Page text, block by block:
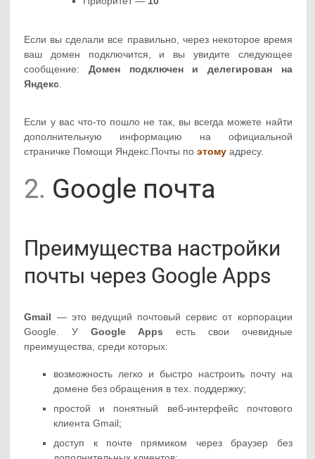
Если вы сделали все правильно, через некоторое время
ваш домен подключится, и вы увидите следующее
сообщение:Домен подключен и делегирован на
Яндекс
Если у вас что-то пошло не так, вы всегда можете найти
дополнительную информацию на официальной
страничке Помощи Яндекс.Почты поэтому адресу.
2. Google почта
Преимущества настройки
почты через Google Apps
Gmail — это ведущий почтовый сервис от корпорации
Google. УGoogle Apps есть свои очевидные
преимущества, среди которых:
возможность легко и быстро настроить почту на
домене без обращения в тех. поддержку;
простой и понятный веб-интерфейс почтового
клиента Gmail;
доступ к почте прямиком через браузер без